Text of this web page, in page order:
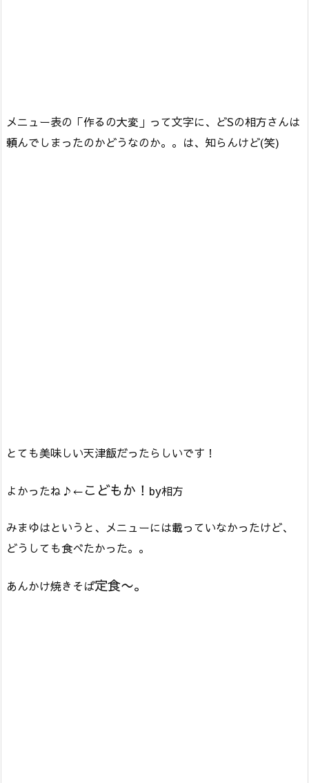
メニュー表の「作るの大変」って文字に、どSの相方さんは
頼んでしまったのかどうなのか。。は、知らんけど(笑)
とても美味しい天津飯だったらしいです！
よかったね♪←こどもか！ by相方
みまゆはというと、メニューには載っていなかったけど、
どうしても食べたかった。。
あんかけ焼きそば定食〜。